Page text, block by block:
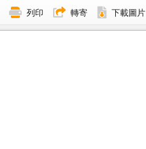
列印 轉寄 下載圖片